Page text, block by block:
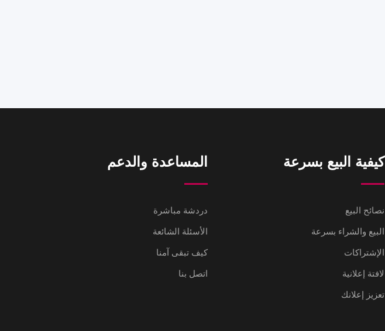
كيفية البيع بسرعة
نصائح البيع
البيع والشراء بسرعة
الإشتراكات
لافتة إعلانية
تعزيز إعلانك
المساعدة والدعم
دردشة مباشرة
الأسئلة الشائعة
كيف تبقى آمنا
اتصل بنا